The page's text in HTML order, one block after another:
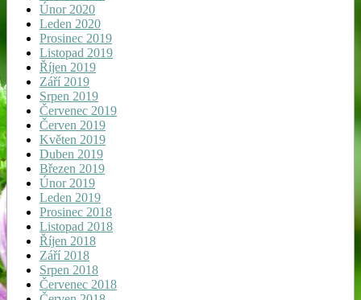
Únor 2020
Leden 2020
Prosinec 2019
Listopad 2019
Říjen 2019
Září 2019
Srpen 2019
Červenec 2019
Červen 2019
Květen 2019
Duben 2019
Březen 2019
Únor 2019
Leden 2019
Prosinec 2018
Listopad 2018
Říjen 2018
Září 2018
Srpen 2018
Červenec 2018